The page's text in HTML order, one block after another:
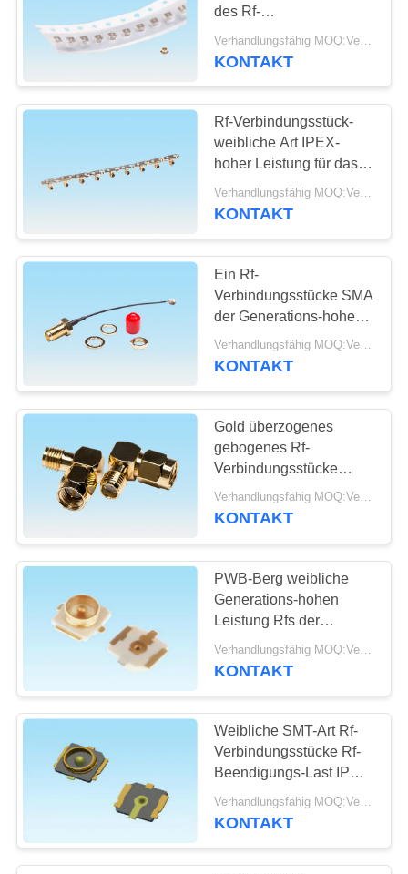
ZITAT
SITEMAP
PRIVACY
des Rf-
Verbindungsstück-IPEX
SMT Lötmittel-60VAC
KONTAKT
Rf-Verbindungsstück-
weibliche Art IPEX-
hoher Leistung für das In
Verbindung treten mit
drahtlosen Netzwerken
Verhandlungsfähig MOQ:Verhandelbar
KONTAKT
Ein Rf-
Verbindungsstücke SMA
der Generations-hohen
Leistung zur IPEX Rf-
Draht-Verbindung
Verhandlungsfähig MOQ:Verhandelbar
KONTAKT
Gold überzogenes
gebogenes Rf-
Verbindungsstücke
UL94V-0 der hohen
Leistung materielles in
Verhandlungsfähig MOQ:Verhandelbar
KONTAKT
PWB-Berg weibliche
Generations-hohen
Leistung Rfs der
Koaxialstecker-einer
Last DALEE
KONTAKT
Weibliche SMT-Art Rf-
Verbindungsstücke Rf-
Beendigungs-Last IPX-
hoher Leistung für WiFi-
Router
Verhandlungsfähig MOQ:Verhandelbar
KONTAKT